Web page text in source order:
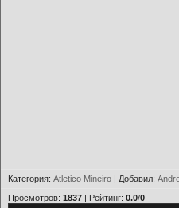
Категория: Atletico Mineiro | Добавил:
Просмотров: 1837 | Рейтинг: 0.0/0